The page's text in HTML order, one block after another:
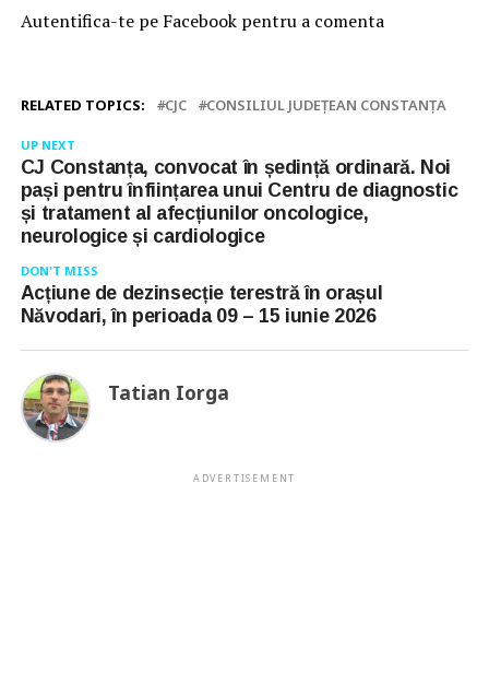
Autentifica-te pe Facebook pentru a comenta
RELATED TOPICS: CJC CONSILIUL JUDEŢEAN CONSTANŢA
UP NEXT
CJ Constanța, convocat în ședință ordinară. Noi
pași pentru înființarea unui Centru de diagnostic
și tratament al afecțiunilor oncologice,
neurologice și cardiologice
DON'T MISS
Acțiune de dezinsecție terestră în orașul
Năvodari, în perioada 09 – 15 iunie 2026
Tatian Iorga
ADVERTISEMENT